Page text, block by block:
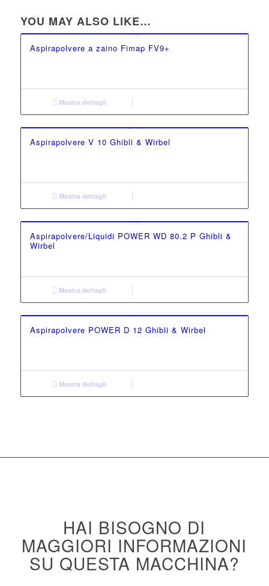
YOU MAY ALSO LIKE…
Aspirapolvere a zaino Fimap FV9+
Mostra dettagli
Aspirapolvere V 10 Ghibli & Wirbel
Mostra dettagli
Aspirapolvere/Liquidi POWER WD 80.2 P Ghibli &
Wirbel
Mostra dettagli
Aspirapolvere POWER D 12 Ghibli & Wirbel
Mostra dettagli
HAI BISOGNO DI
MAGGIORI INFORMAZIONI
SU QUESTA MACCHINA?